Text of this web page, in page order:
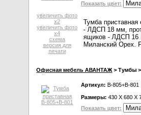
Показать цвет:
увеличить фото
x2
увеличить фото
x4
схема
версия для
печати
Тумба
- ЛДСП 18 мм,
ящиков - ЛДСП 16
Миланский Орех.
Офисная мебель АВАНТАЖ > Тумбы
Артикул: В-805+В-801
Размеры: 430 X 680 X
Показать цвет: